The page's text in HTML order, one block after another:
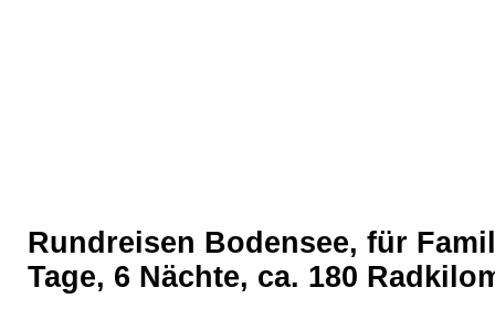
Rundreisen Bodensee, für
Tage, 6 Nächte, ca. 180